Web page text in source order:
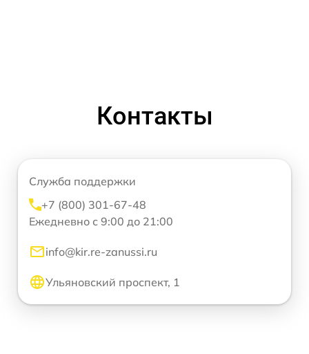
Контакты
Служба поддержки
+7 (800) 301-67-48
Ежедневно с 9:00 до 21:00
info@kir.re-zanussi.ru
Ульяновский проспект, 1